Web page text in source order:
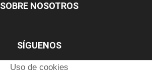
SOBRE NOSOTROS
SÍGUENOS
Uso de cookies